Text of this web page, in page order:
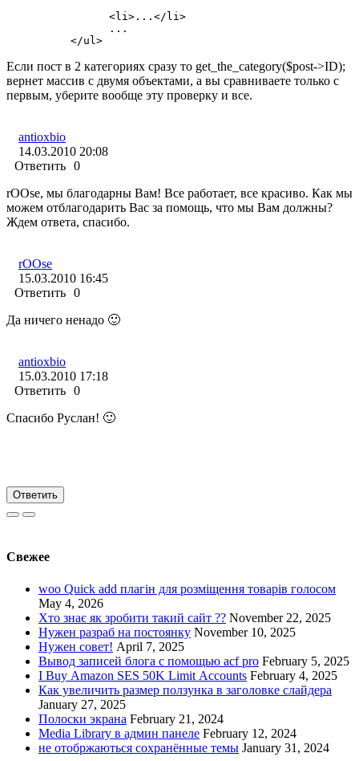
                <li>...</li>
                ...
          </ul>
Если пост в 2 категориях сразу то get_the_category($post->ID);
вернет массив с двумя объектами, а вы сравниваете только с
первым, уберите вообще эту проверку и все.
antioxbio
14.03.2010 20:08
Ответить 0
rOOse, мы благодарны Вам! Все работает, все красиво. Как мы
можем отблагодарить Вас за помощь, что мы Вам должны?
Ждем ответа, спасибо.
rOOse
15.03.2010 16:45
Ответить 0
Да ничего ненадо 🙂
antioxbio
15.03.2010 17:18
Ответить 0
Спасибо Руслан! 🙂
Ответить
Свежее
woo Quick add плагін для розміщення товарів голосом
May 4, 2026
Хто знає як зробити такий сайт ?? November 22, 2025
Нужен разраб на постоянку November 10, 2025
Нужен совет! April 7, 2025
Вывод записей блога с помощью acf pro February 5, 2025
I Buy Amazon SES 50K Limit Accounts February 4, 2025
Как увеличить размер ползунка в заголовке слайдера
January 27, 2025
Полоски экрана February 21, 2024
Media Library в админ панеле February 12, 2024
не отобржаються сохранённые темы January 31, 2024